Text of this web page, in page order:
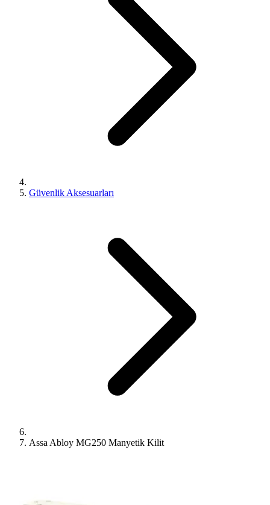
Güvenlik Aksesuarları
Assa Abloy MG250 Manyetik Kilit